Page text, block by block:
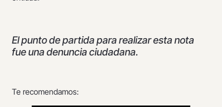
El punto de partida para realizar esta nota
fue una denuncia ciudadana.
Te recomendamos: